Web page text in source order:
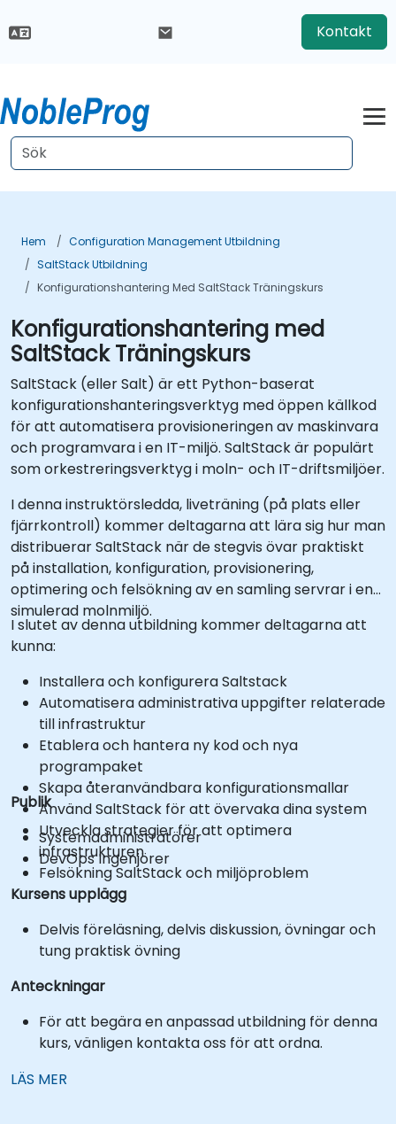
Kontakt
Hem
Configuration Management Utbildning
SaltStack Utbildning
Konfigurationshantering Med SaltStack Träningskurs
Konfigurationshantering med
SaltStack Träningskurs
SaltStack (eller Salt) är ett Python-baserat
konfigurationshanteringsverktyg med öppen källkod
för att automatisera provisioneringen av maskinvara
och programvara i en IT-miljö. SaltStack är populärt
som orkestreringsverktyg i moln- och IT-driftsmiljöer.
I denna instruktörsledda, liveträning (på plats eller
fjärrkontroll) kommer deltagarna att lära sig hur man
distribuerar SaltStack när de stegvis övar praktiskt
på installation, konfiguration, provisionering,
optimering och felsökning av en samling servrar i en
simulerad molnmiljö.
I slutet av denna utbildning kommer deltagarna att
kunna:
Installera och konfigurera Saltstack
Automatisera administrativa uppgifter relaterade
till infrastruktur
Etablera och hantera ny kod och nya
programpaket
Skapa återanvändbara konfigurationsmallar
Använd SaltStack för att övervaka dina system
Utveckla strategier för att optimera
infrastrukturen
Felsökning SaltStack och miljöproblem
Publik
Systemadministratörer
DevOps Ingenjörer
Kursens upplägg
Delvis föreläsning, delvis diskussion, övningar och
tung praktisk övning
Anteckningar
För att begära en anpassad utbildning för denna
kurs, vänligen kontakta oss för att ordna.
LÄS MER